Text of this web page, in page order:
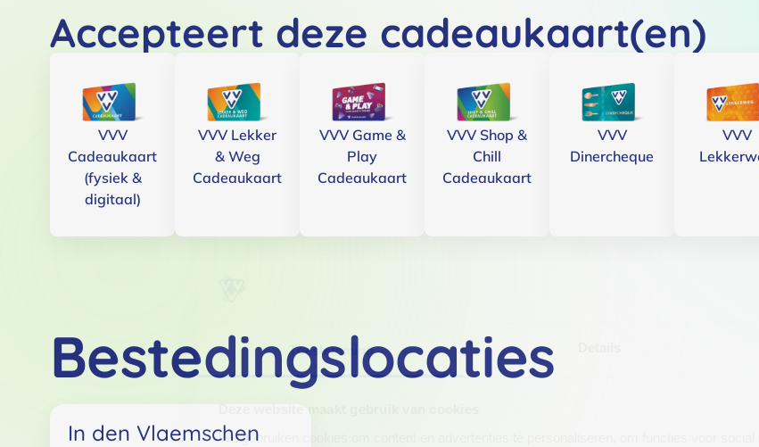
Toestemming
Deze website maakt gebruik van cookies
We gebruiken cookies om content en advertenties te personaliseren, om functies voor social
Accepteert deze cadeaukaart(en)
VVV
Cadeaukaart
(fysiek &
digitaal)
VVV Lekker
& Weg
Cadeaukaart
VVV Game &
Play
Cadeaukaart
VVV Shop &
Chill
Cadeaukaart
VVV
Dinercheque
VVV
Bestedingslocaties
In den Vlaemschen